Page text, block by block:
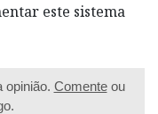
este sistema
opinião. Comenteou